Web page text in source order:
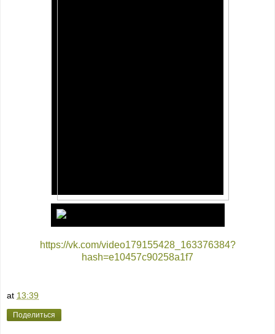
https://vk.com/video179155428_163376384?
hash=e10457c90258a1f7
at 13:39
Поделиться